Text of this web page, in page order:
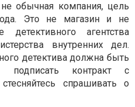
обычная компания, цель
Это не магазин и не
детективного агентства
внутренних дел.
детектива должна быть
контракт с
спрашивать о